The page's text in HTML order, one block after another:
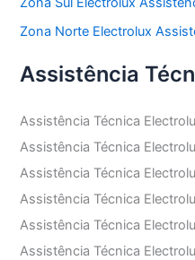
Zona Norte Electrolux
Assistência
Assistência Técnica
Assistência Técnica
Assistência Técnica
Assistência Técnica
Assistência Técnica
Assistência Técnica